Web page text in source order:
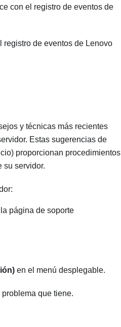
con el registro de eventos de
registro de eventos de Lenovo
y técnicas más recientes
Estas sugerencias de
proporcionan procedimientos
su servidor.
página de soporte
en el menú desplegable.
que tiene.